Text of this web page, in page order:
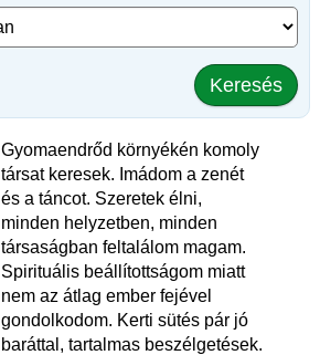
Keresés
Gyomaendrőd környékén komoly
társat keresek. Imádom a zenét
és a táncot. Szeretek élni,
minden helyzetben, minden
társaságban feltalálom magam.
Spirituális beállítottságom miatt
nem az átlag ember fejével
gondolkodom. Kerti sütés pár jó
baráttal, tartalmas beszélgetések.